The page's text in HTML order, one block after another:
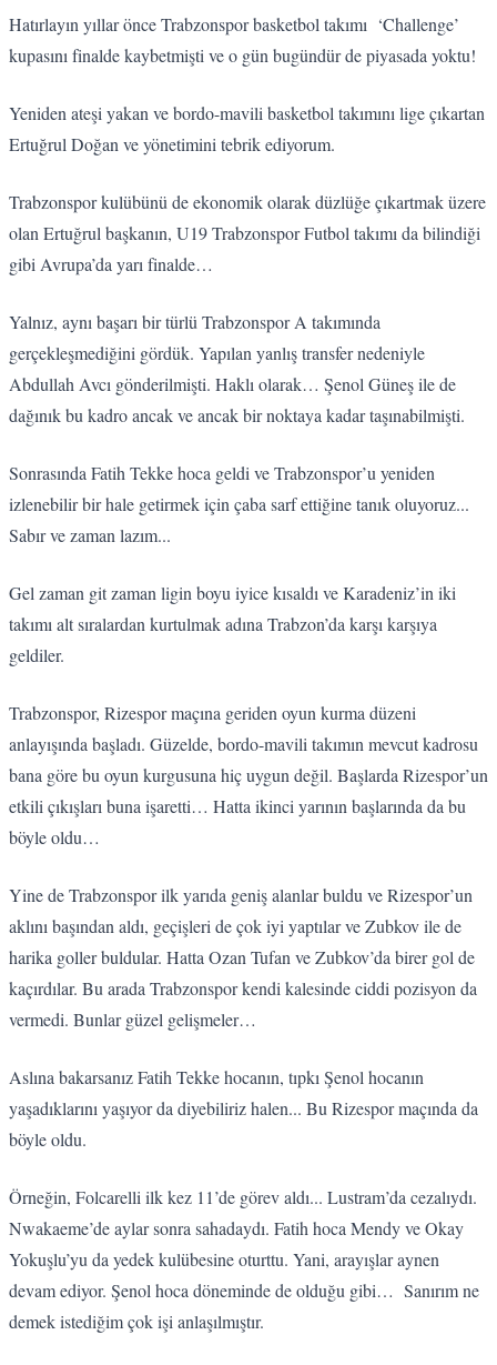
Hatırlayın yıllar önce Trabzonspor basketbol takımı ‘Challenge’
kupasını finalde kaybetmişti ve o gün bugündür de piyasada yoktu!
Yeniden ateşi yakan ve bordo-mavili basketbol takımını lige çıkartan
Ertuğrul Doğan ve yönetimini tebrik ediyorum.
Trabzonspor kulübünü de ekonomik olarak düzlüğe çıkartmak üzere
olan Ertuğrul başkanın, U19 Trabzonspor Futbol takımı da bilindiği
gibi Avrupa’da yarı finalde…
Yalnız, aynı başarı bir türlü Trabzonspor A takımında
gerçekleşmediğini gördük. Yapılan yanlış transfer nedeniyle
Abdullah Avcı gönderilmişti. Haklı olarak… Şenol Güneş ile de
dağınık bu kadro ancak ve ancak bir noktaya kadar taşınabilmişti.
Sonrasında Fatih Tekke hoca geldi ve Trabzonspor’u yeniden
izlenebilir bir hale getirmek için çaba sarf ettiğine tanık oluyoruz...
Sabır ve zaman lazım...
Gel zaman git zaman ligin boyu iyice kısaldı ve Karadeniz’in iki
takımı alt sıralardan kurtulmak adına Trabzon’da karşı karşıya
geldiler.
Trabzonspor, Rizespor maçına geriden oyun kurma düzeni
anlayışında başladı. Güzelde, bordo-mavili takımın mevcut kadrosu
bana göre bu oyun kurgusuna hiç uygun değil. Başlarda Rizespor’un
etkili çıkışları buna işaretti… Hatta ikinci yarının başlarında da bu
böyle oldu…
Yine de Trabzonspor ilk yarıda geniş alanlar buldu ve Rizespor’un
aklını başından aldı, geçişleri de çok iyi yaptılar ve Zubkov ile de
harika goller buldular. Hatta Ozan Tufan ve Zubkov’da birer gol de
kaçırdılar. Bu arada Trabzonspor kendi kalesinde ciddi pozisyon da
vermedi. Bunlar güzel gelişmeler…
Aslına bakarsanız Fatih Tekke hocanın, tıpkı Şenol hocanın
yaşadıklarını yaşıyor da diyebiliriz halen... Bu Rizespor maçında da
böyle oldu.
Örneğin, Folcarelli ilk kez 11’de görev aldı... Lustram’da cezalıydı.
Nwakaeme’de aylar sonra sahadaydı. Fatih hoca Mendy ve Okay
Yokuşlu’yu da yedek kulübesine oturttu. Yani, arayışlar aynen
devam ediyor. Şenol hoca döneminde de olduğu gibi… Sanırım ne
demek istediğim çok işi anlaşılmıştır.